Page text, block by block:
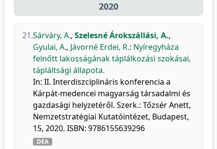
2020
21.Sárváry, A., Szelesné Árokszállási, A.,
Gyulai, A., Jávorné Erdei, R.: Nyíregyháza
felnőtt lakosságának táplálkozási szokásai,
tápláltsági állapota.
In: II. Interdiszciplináris konferencia a
Kárpát-medencei magyarság társadalmi és
gazdasági helyzetéről. Szerk.: Tőzsér Anett,
Nemzetstratégiai Kutatóintézet, Budapest,
15, 2020. ISBN: 9786155639296
DEA